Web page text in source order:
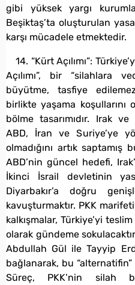
gibi yüksek yargı
Beşiktaş’ta oluşturulan
karşı mücadele etmektedir.
14. “Kürt Açılımı”:
Açılımı”, bir “silahlara
büyütme, tasfiye
birlikte yaşama koşullarını
bölme tasarımıdır. Irak
ABD, İran ve Suriye’ye
olmadığını artık saptamış
ABD’nin güncel hedefi,
İkinci İsrail devletinin
Diyarbakır’a doğru
kavuşturmaktır. PKK
kalkışmalar, Türkiye’yi
olarak gündeme
Abdullah Gül ile Tayyip
bağlanarak, bu
Süreç, PKK’nin silah